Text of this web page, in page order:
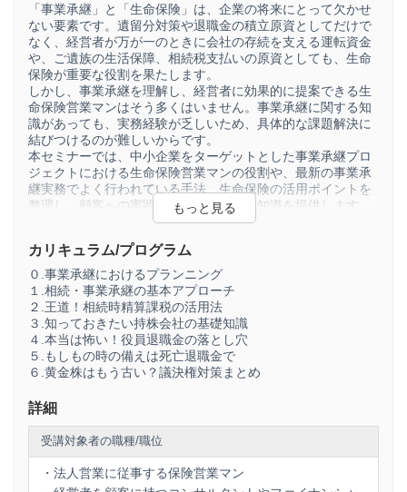
「事業承継」と「生命保険」は、企業の将来にとって欠かせ
ない要素です。遺留分対策や退職金の積立原資としてだけで
なく、経営者が万が一のときに会社の存続を支える運転資金
や、ご遺族の生活保障、相続税支払いの原資としても、生命
保険が重要な役割を果たします。
しかし、事業承継を理解し、経営者に効果的に提案できる生
命保険営業マンはそう多くはいません。事業承継に関する知
識があっても、実務経験が乏しいため、具体的な課題解決に
結びつけるのが難しいからです。
本セミナーでは、中小企業をターゲットとした事業承継プロ
ジェクトにおける生命保険営業マンの役割や、最新の事業承
継実務でよく行われている手法、生命保険の活用ポイントを
整理し、顧客への実践的な提案に役立つ知識を提供します。
生命保険の営業マンとして、単に生命保険を販売することが
必要になる」ことを理解し、経営者に寄り添った提案ができ
るようになることを目指します。
カリキュラム/プログラム
０.事業承継におけるプランニング
１.相続・事業承継の基本アプローチ
２.王道！相続時精算課税の活用法
３.知っておきたい持株会社の基礎知識
４.本当は怖い！役員退職金の落とし穴
５.もしもの時の備えは死亡退職金で
６.黄金株はもう古い？議決権対策まとめ
詳細
受講対象者の職種/職位
・法人営業に従事する保険営業マン